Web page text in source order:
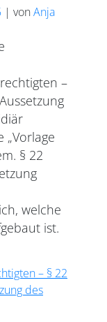
| vonAnja
–
„Vorlage
§ 22
welche
ist.
– § 22
des